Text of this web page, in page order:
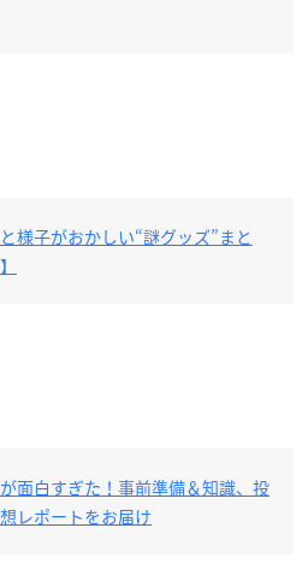
様子がおかしい“謎グッズ”まと
面白すぎた！事前準備＆知識、投
レポートをお届け